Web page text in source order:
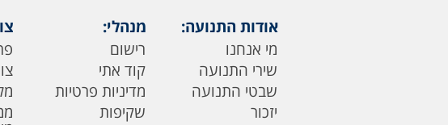
אודות התנועה:
מי אנחנו
שירי התנועה
שבטי התנועה
יזכור
מנהלי:
רישום
קוד אתי
מדיניות פרטיות
שקיפות